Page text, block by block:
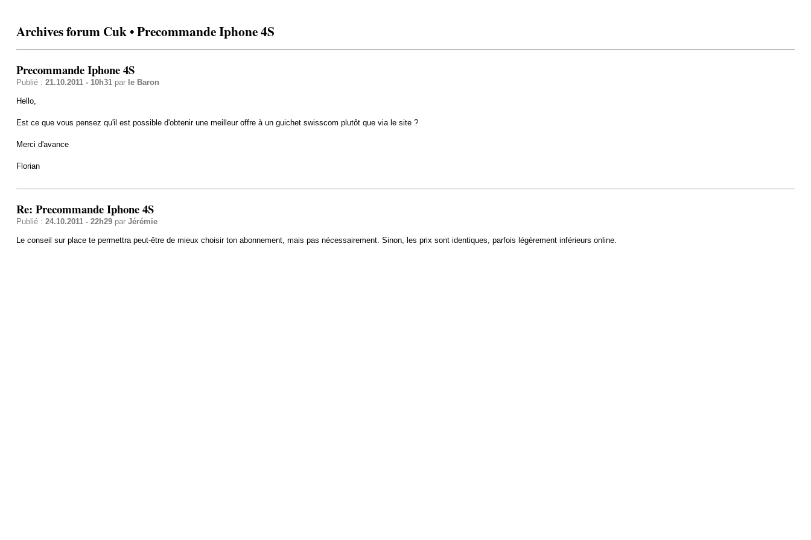
Archives forum Cuk • Precommande Iphone 4S
Precommande Iphone 4S
Publié : 21.10.2011 - 10h31par le Baron
Hello,
Est ce que vous pensez qu'il est possible d'obtenir une meilleur offre à un guichet swisscom plutôt que via le site ?
Merci d'avance
Florian
Re: Precommande Iphone 4S
Publié : 24.10.2011 - 22h29par Jérémie
Le conseil sur place te permettra peut-être de mieux choisir ton abonnement, mais pas nécessairement. Sinon, les prix sont identiques, parfois légèrement inférieurs online.